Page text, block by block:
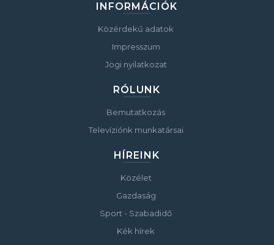
INFORMÁCIÓK
Közérdekű adatok
Impresszum
Jogi nyilatkozat
RÓLUNK
Bemutatkozás
Televíziónk munkatársai
HÍREINK
Közélet
Gazdaság
Sport - Szabadidő
Kék hírek